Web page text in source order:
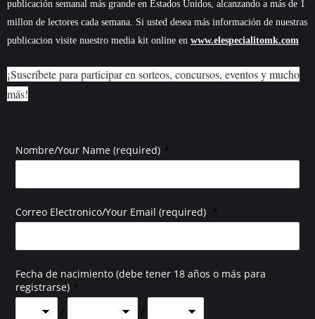
publicación semanal más grande en Estados Unidos, alcanzando a más de 1
millon de lectores cada semana. Si usted desea más información de nuestras
publicacion visite nuestro media kit online en www.elespecialitomk.com
¡Suscríbete para participar en sorteos, concursos, eventos y mucho
más!
Nombre/Your Name (required) *
Correo Electronico/Your Email (required) *
Fecha de nacimiento (debe tener 18 años o más para
registrarse) *
/ /